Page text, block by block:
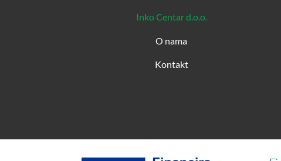
Inko Centar d.o.o.
O nama
Kontakt